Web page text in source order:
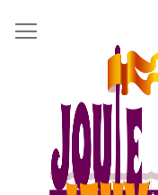
au
contenu